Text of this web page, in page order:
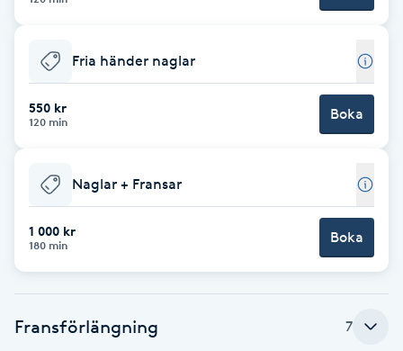
Babylights
Balayage
Barber
Barnklippning
Blowout
Fria händer naglar
550 kr
120 min Boka
Naglar + Fransar
1 000 kr
180 min Boka
Fransförlängning 7